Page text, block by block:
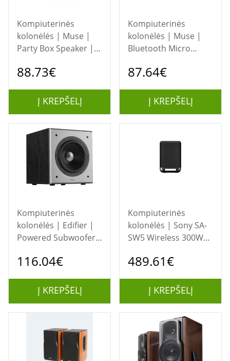
Kompiuterinės
kolonėlės | Muse |
Party Box Speaker |
Bluetooth | Wireless
88.73€
Į KREPŠELĮ
Kompiuterinės
kolonėlės | Muse |
Bluetooth Micro
2 x 30 W | Bluetooth
| NFC features | Black
87.64€
Į KREPŠELĮ
Kompiuterinės
kolonėlės | Edifier |
Powered Subwoofer |
116.04€
Į KREPŠELĮ
Kompiuterinės
kolonėlės | Sony SA-
SW5 Wireless 300W
A9/A7000 | Sony |
for HT-A9/A7000 |
300 W | 2 Ω |
Wireless connection |
Portable | Black
489.61€
Į KREPŠELĮ